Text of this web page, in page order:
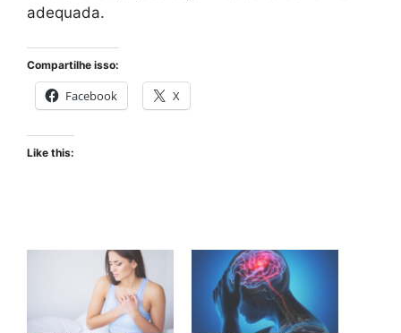
adequada.
Compartilhe isso:
Facebook X
Like this: